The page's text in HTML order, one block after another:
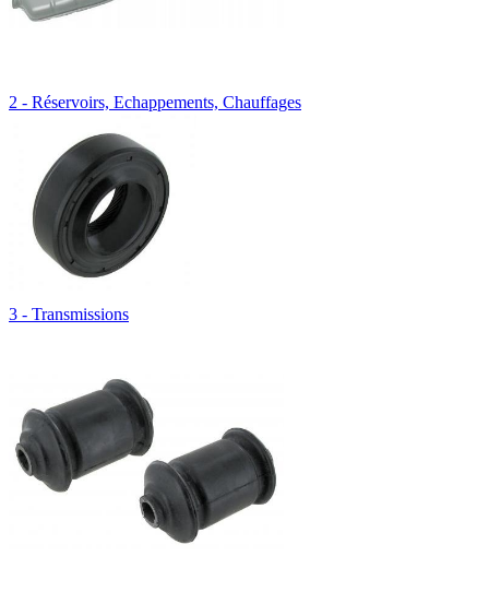
2 - Réservoirs, Echappements, Chauffages
3 - Transmissions